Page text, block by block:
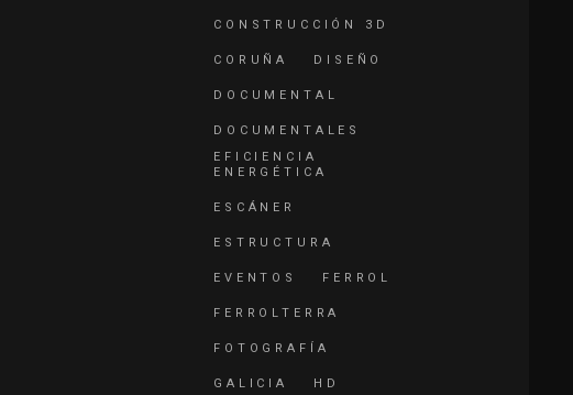
CONSTRUCCIÓN 3D
CORUÑA DISEÑO
DOCUMENTAL
DOCUMENTALES
EFICIENCIA
ENERGÉTICA
ESCÁNER
ESTRUCTURA
EVENTOS FERROL
FERROLTERRA
FOTOGRAFÍA
GALICIA HD